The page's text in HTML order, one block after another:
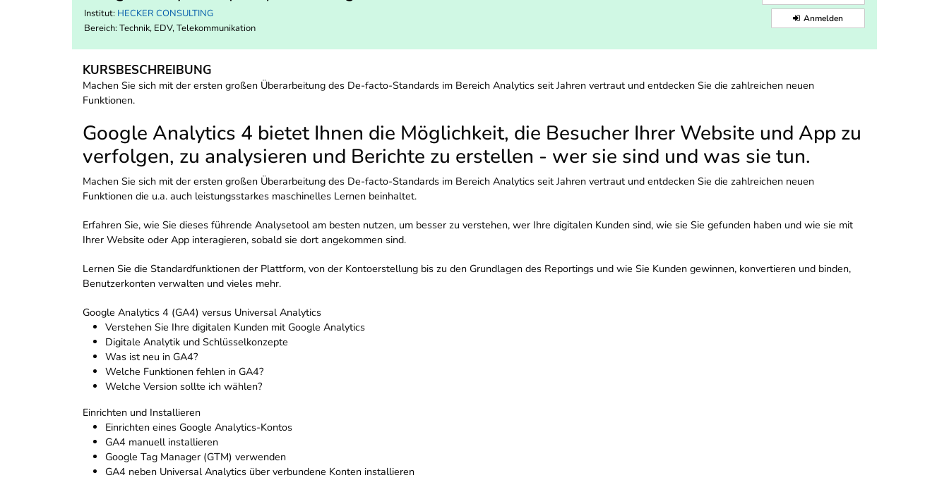
Institut: HECKER CONSULTING
Bereich: Technik, EDV, Telekommunikation
Anmelden
KURSBESCHREIBUNG
Machen Sie sich mit der ersten großen Überarbeitung des De-facto-Standards im Bereich Analytics seit Jahren vertraut und entdecken Sie die zahlreichen neuen
Funktionen.
Google Analytics 4 bietet Ihnen die Möglichkeit, die Besucher Ihrer Website und App zu
verfolgen, zu analysieren und Berichte zu erstellen - wer sie sind und was sie tun.
Machen Sie sich mit der ersten großen Überarbeitung des De-facto-Standards im Bereich Analytics seit Jahren vertraut und entdecken Sie die zahlreichen neuen
Funktionen die u.a. auch leistungsstarkes maschinelles Lernen beinhaltet.
Erfahren Sie, wie Sie dieses führende Analysetool am besten nutzen, um besser zu verstehen, wer Ihre digitalen Kunden sind, wie sie Sie gefunden haben und wie sie mit
Ihrer Website oder App interagieren, sobald sie dort angekommen sind.
Lernen Sie die Standardfunktionen der Plattform, von der Kontoerstellung bis zu den Grundlagen des Reportings und wie Sie Kunden gewinnen, konvertieren und binden,
Benutzerkonten verwalten und vieles mehr.
Google Analytics 4 (GA4) versus Universal Analytics
Verstehen Sie Ihre digitalen Kunden mit Google Analytics
Digitale Analytik und Schlüsselkonzepte
Was ist neu in GA4?
Welche Funktionen fehlen in GA4?
Welche Version sollte ich wählen?
Einrichten und Installieren
Einrichten eines Google Analytics-Kontos
GA4 manuell installieren
Google Tag Manager (GTM) verwenden
GA4 neben Universal Analytics über verbundene Konten installieren